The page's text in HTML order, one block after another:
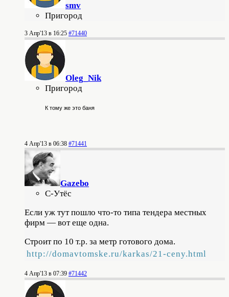
smv
Пригород
3 Апр'13 в 16:25 #71440
Oleg_Nik
Пригород
К тому же это баня
4 Апр'13 в 06:38 #71441
Gazebo
С-Утёс
Если уж тут пошло что-то типа тендера местных
фирм — вот еще одна.
Строит по 10 т.р. за метр готового дома.
http://domavtomske.ru/karkas/21-ceny.html
4 Апр'13 в 07:39 #71442